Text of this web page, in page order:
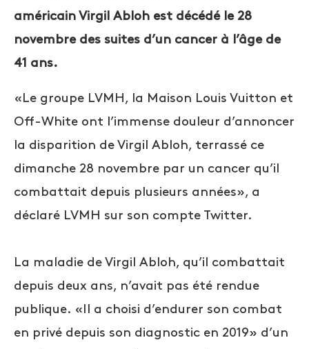
américain Virgil Abloh est décédé le 28
novembre des suites d’un cancer à l’âge de
41 ans.
«Le groupe LVMH, la Maison Louis Vuitton et
Off-White ont l’immense douleur d’annoncer
la disparition de Virgil Abloh, terrassé ce
dimanche 28 novembre par un cancer qu’il
combattait depuis plusieurs années», a
déclaré LVMH sur son compte Twitter.
La maladie de Virgil Abloh, qu’il combattait
depuis deux ans, n’avait pas été rendue
publique. «Il a choisi d’endurer son combat
en privé depuis son diagnostic en 2019» d’un